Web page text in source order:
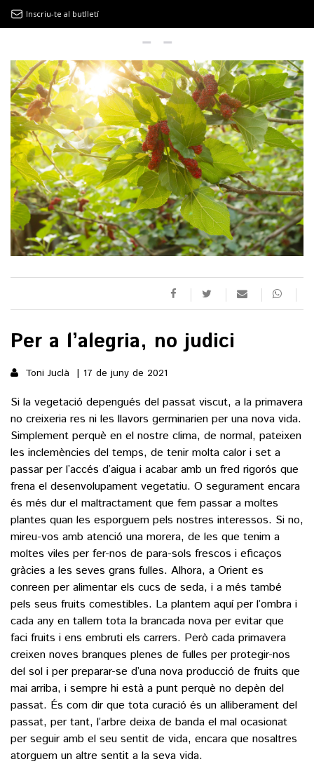
9MAGAZÍN
EL CLÀSSIC | ALBERT PLA
“LA VIDA ÉS COM LA MAR: SEMPRE BUSCA L’EQUILIBRI”
NOVETATS DISCOGRÀFIQUES
EL CLÀSSIC | ELS 3 TAMBORS
TEMÀTIQUES
()
POLÍTICA
SOCIETAT
ECONOMIA
VEURE TOTES
ESPORTS
FUTBOL
HOQUEI PATINS
MOTOR
VEURE TOTES
CULTURA
ARTS ESCÈNIQUES
CULTURA POPULAR
LLIBRES
CALAIX
VEURE TOTES
SUPLEMENTS
FOTOGALERIES
9MAGAZÍN
AGENDA
BLOGOSFERA
Inscriu-te al butlletí
Per a l’alegria, no judici
Toni Juclà 17 de juny de 2021
Si la vegetació depengués del passat viscut, a la primavera
no creixeria res ni les llavors germinarien per una nova vida.
Simplement perquè en el nostre clima, de normal, pateixen
les inclemències del temps, de tenir molta calor i set a
passar per l’accés d’aigua i acabar amb un fred rigorós que
frena el desenvolupament vegetatiu. O segurament encara
és més dur el maltractament que fem passar a moltes
plantes quan les esporguem pels nostres interessos. Si no,
mireu-vos amb atenció una morera, de les que tenim a
moltes viles per fer-nos de para-sols frescos i eficaços
gràcies a les seves grans fulles. Alhora, a Orient es
conreen per alimentar els cucs de seda, i a més també
pels seus fruits comestibles. La plantem aquí per l’ombra i
cada any en tallem tota la brancada nova per evitar que
faci fruits i ens embruti els carrers. Però cada primavera
creixen noves branques plenes de fulles per protegir-nos
del sol i per preparar-se d’una nova producció de fruits que
mai arriba, i sempre hi està a punt perquè no depèn del
passat. És com dir que tota curació és un alliberament del
passat, per tant, l’arbre deixa de banda el mal ocasionat
per seguir amb el seu sentit de vida, encara que nosaltres
atorguem un altre sentit a la seva vida.